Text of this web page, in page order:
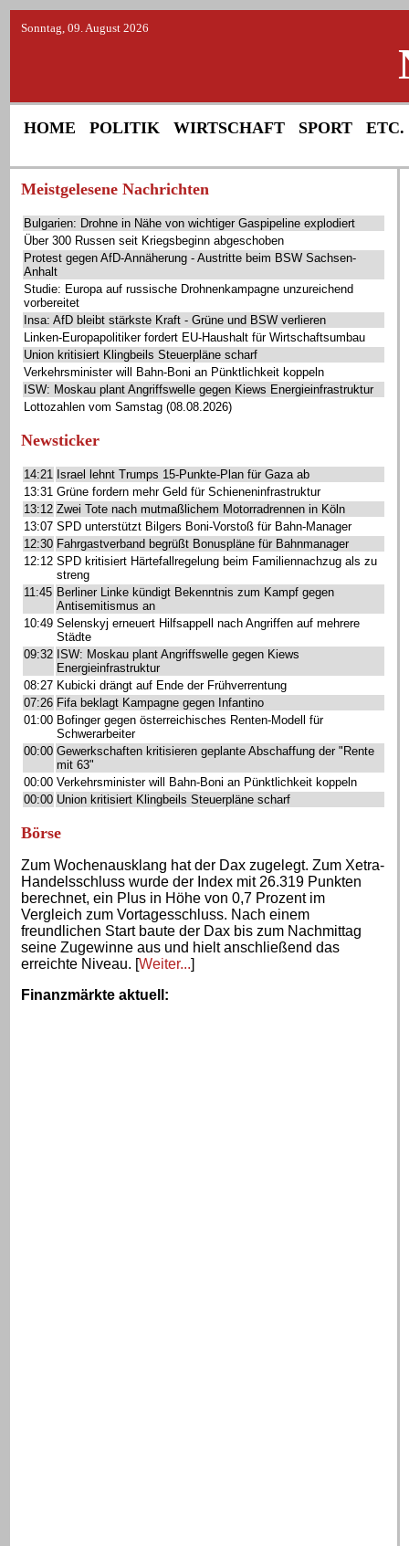
Sonntag, 09. August 2026
HOME POLITIK WIRTSCHAFT SPORT ETC.
Meistgelesene Nachrichten
Bulgarien: Drohne in Nähe von wichtiger Gaspipeline explodiert
Über 300 Russen seit Kriegsbeginn abgeschoben
Protest gegen AfD-Annäherung - Austritte beim BSW Sachsen-
Anhalt
Studie: Europa auf russische Drohnenkampagne unzureichend
vorbereitet
Insa: AfD bleibt stärkste Kraft - Grüne und BSW verlieren
Linken-Europapolitiker fordert EU-Haushalt für Wirtschaftsumbau
Union kritisiert Klingbeils Steuerpläne scharf
Verkehrsminister will Bahn-Boni an Pünktlichkeit koppeln
ISW: Moskau plant Angriffswelle gegen Kiews Energieinfrastruktur
Lottozahlen vom Samstag (08.08.2026)
Newsticker
14:21 Israel lehnt Trumps 15-Punkte-Plan für Gaza ab
13:31 Grüne fordern mehr Geld für Schieneninfrastruktur
13:12 Zwei Tote nach mutmaßlichem Motorradrennen in Köln
13:07 SPD unterstützt Bilgers Boni-Vorstoß für Bahn-Manager
12:30 Fahrgastverband begrüßt Bonuspläne für Bahnmanager
12:12 SPD kritisiert Härtefallregelung beim Familiennachzug als zu
streng
11:45 Berliner Linke kündigt Bekenntnis zum Kampf gegen
Antisemitismus an
10:49 Selenskyj erneuert Hilfsappell nach Angriffen auf mehrere
Städte
09:32 ISW: Moskau plant Angriffswelle gegen Kiews
Energieinfrastruktur
08:27 Kubicki drängt auf Ende der Frühverrentung
07:26 Fifa beklagt Kampagne gegen Infantino
01:00 Bofinger gegen österreichisches Renten-Modell für
Schwerarbeiter
00:00 Gewerkschaften kritisieren geplante Abschaffung der "Rente
mit 63"
00:00 Verkehrsminister will Bahn-Boni an Pünktlichkeit koppeln
00:00 Union kritisiert Klingbeils Steuerpläne scharf
Börse
Zum Wochenausklang hat der Dax zugelegt. Zum Xetra-
Handelsschluss wurde der Index mit 26.319 Punkten
berechnet, ein Plus in Höhe von 0,7 Prozent im
Vergleich zum Vortagesschluss. Nach einem
freundlichen Start baute der Dax bis zum Nachmittag
seine Zugewinne aus und hielt anschließend das
erreichte Niveau. [Weiter...]
Finanzmärkte aktuell :